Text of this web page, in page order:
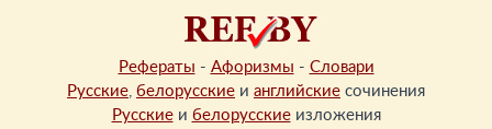
Рефераты - Афоризмы - Словари
Русские, белорусские и английские сочинения
Русскиеи белорусскиеизложения